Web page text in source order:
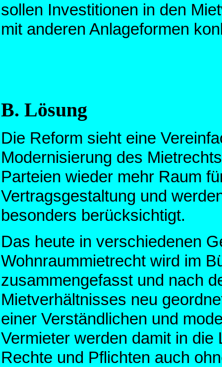
sollen Investitionen in den
mit anderen Anlageformen
B. Lösung
Die Reform sieht eine
Modernisierung des
Parteien wieder mehr Raum
Vertragsgestaltung und
besonders berücksichtigt.
Das heute in verschiedenen
Wohnraummietrecht wird im
zusammengefasst und nach
Mietverhältnisses neu
einer Verständlichen und
Vermieter werden damit in
Rechte und Pflichten auch